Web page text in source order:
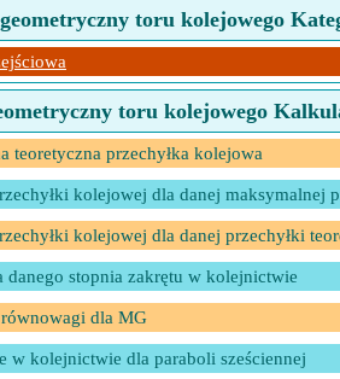
toru kolejowego
toru kolejowego
teoretyczna przechyłka kolejowa
kolejowej dla danej maksymalnej
kolejowej dla danej przechyłki
danego stopnia zakrętu w kolejnictwie
równowagi dla MG
w kolejnictwie dla paraboli sześciennej